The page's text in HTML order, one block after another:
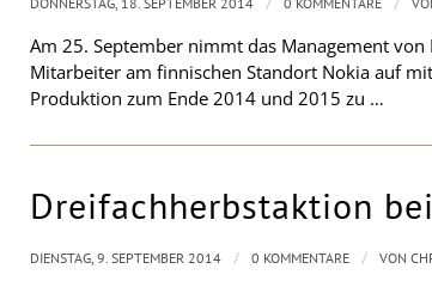
Am 25. September nimmt das Management
Mitarbeiter am finnischen Standort Nokia auf
Produktion zum Ende 2014 und 2015 zu …
Dreifachherbstaktion
DIENSTAG, 9. SEPTEMBER 2014 / 0 KOMMENTARE / VON